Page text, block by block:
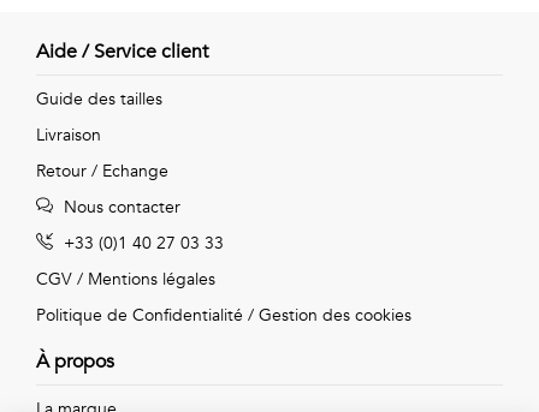
Aide / Service client
Guide des tailles
Livraison
Retour / Echange
Nous contacter
+33 (0)1 40 27 03 33
CGV / Mentions légales
Politique de Confidentialité / Gestion des cookies
À propos